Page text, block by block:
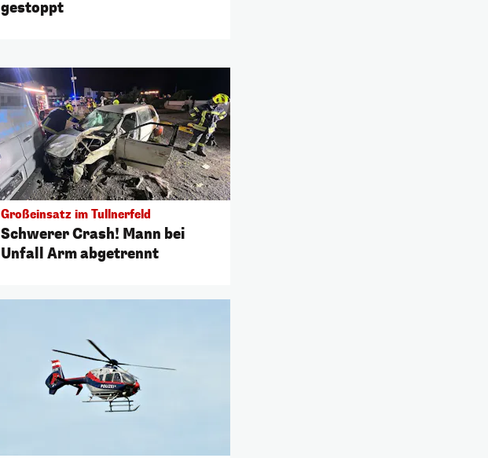
gestoppt
Großeinsatz im Tullnerfeld
Schwerer Crash! Mann bei
Unfall Arm abgetrennt